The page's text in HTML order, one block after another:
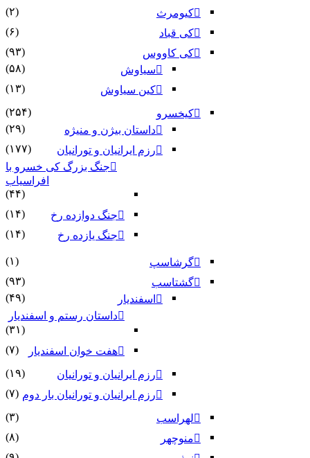
کیومرث
(۲)
کی قباد
(۶)
کی کاووس
(۹۳)
سیاوش
(۵۸)
کین سیاوش
(۱۳)
کیخسرو
(۲۵۴)
داستان بیژن و منیژه
(۲۹)
رزم ایرانیان و تورانیان
(۱۷۷)
جنگ بزرگ کی خسرو با
افراسیاب
(۴۴)
جنگ دوازده رخ
(۱۴)
جنگ یازده رخ
(۱۴)
گرشاسپ
(۱)
گشتاسب
(۹۳)
اسفندیار
(۴۹)
داستان رستم و اسفندیار
(۳۱)
هفت خوان اسفندیار
(۷)
رزم ایرانیان و تورانیان
(۱۹)
رزم ایرانیان و تورانیان بار دوم (۷)
لهراسب
(۳)
منوچهر
(۸)